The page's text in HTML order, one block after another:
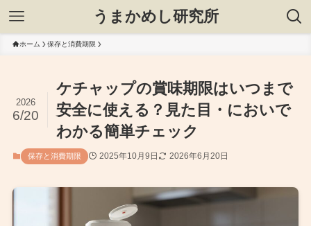
うまかめし研究所
ホーム 保存と消費期限
ケチャップの賞味期限はいつまで
安全に使える？見た目・においで
わかる簡単チェック
2026
6/20
保存と消費期限 2025年10月9日 2026年6月20日